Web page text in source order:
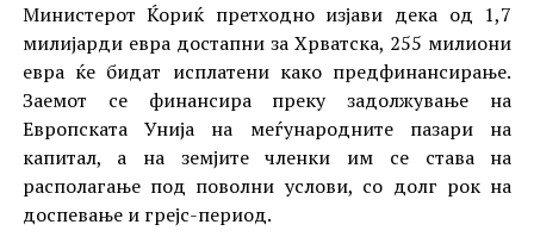
Министерот Ќориќ претходно изјави дека од 1,7
милијарди евра достапни за Хрватска, 255 милиони
евра ќе бидат исплатени како предфинансирање.
Заемот се финансира преку задолжување на
Европската Унија на меѓународните пазари на
капитал, а на земјите членки им се става на
располагање под поволни услови, со долг рок на
доспевање и грејс-период.